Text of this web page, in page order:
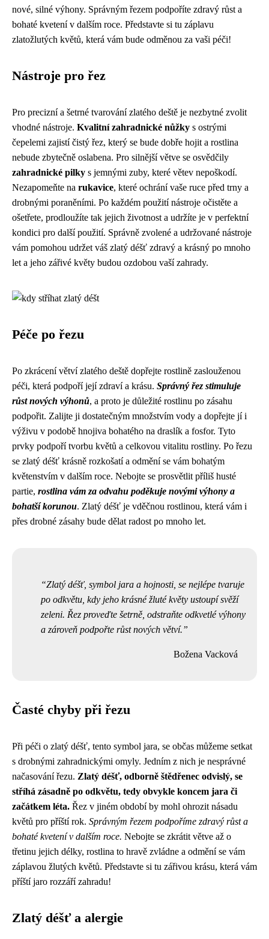
nové, silné výhony. Správným řezem podpoříte zdravý růst a
bohaté kvetení v dalším roce. Představte si tu záplavu
zlatožlutých květů, která vám bude odměnou za vaši péči!
Nástroje pro řez
Pro precizní a šetrné tvarování zlatého deště je nezbytné zvolit
vhodné nástroje. Kvalitní zahradnické nůžky s ostrými
čepelemi zajistí čistý řez, který se bude dobře hojit a rostlina
nebude zbytečně oslabena. Pro silnější větve se osvědčily
zahradnické pilky s jemnými zuby, které větev nepoškodí.
Nezapomeňte na rukavice, které ochrání vaše ruce před trny a
drobnými poraněními. Po každém použití nástroje očistěte a
ošetřete, prodloužíte tak jejich životnost a udržíte je v perfektní
kondici pro další použití. Správně zvolené a udržované nástroje
vám pomohou udržet váš zlatý déšť zdravý a krásný po mnoho
let a jeho zářivé květy budou ozdobou vaší zahrady.
Péče po řezu
Po zkrácení větví zlatého deště dopřejte rostlině zaslouženou
péči, která podpoří její zdraví a krásu. Správný řez stimuluje
růst nových výhonů, a proto je důležité rostlinu po zásahu
podpořit. Zalijte ji dostatečným množstvím vody a dopřejte jí i
výživu v podobě hnojiva bohatého na draslík a fosfor. Tyto
prvky podpoří tvorbu květů a celkovou vitalitu rostliny. Po řezu
se zlatý déšť krásně rozkošatí a odmění se vám bohatým
květenstvím v dalším roce. Nebojte se prosvětlit příliš husté
partie, rostlina vám za odvahu poděkuje novými výhony a
bohatší korunou. Zlatý déšť je vděčnou rostlinou, která vám i
přes drobné zásahy bude dělat radost po mnoho let.
Zlatý déšť, symbol jara a hojnosti, se nejlépe tvaruje
po odkvětu, kdy jeho krásné žluté květy ustoupí svěží
zeleni. Řez proveďte šetrně, odstraňte odkvetlé výhony
a zároveň podpořte růst nových větví.
Božena Vacková
Časté chyby při řezu
Při péči o zlatý déšť, tento symbol jara, se občas můžeme setkat
s drobnými zahradnickými omyly. Jedním z nich je nesprávné
načasování řezu. Zlatý déšť, odborně štědřenec odvislý, se
stříhá zásadně po odkvětu, tedy obvykle koncem jara či
začátkem léta. Řez v jiném období by mohl ohrozit násadu
květů pro příští rok. Správným řezem podpoříme zdravý růst a
bohaté kvetení v dalším roce. Nebojte se zkrátit větve až o
třetinu jejich délky, rostlina to hravě zvládne a odmění se vám
záplavou žlutých květů. Představte si tu zářivou krásu, která vám
příští jaro rozzáří zahradu!
Zlatý déšť a alergie